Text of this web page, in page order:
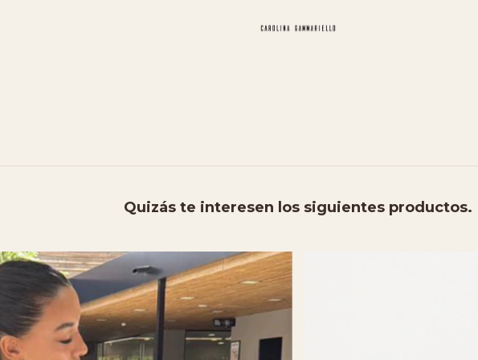
Quizás te interesen los siguientes productos.